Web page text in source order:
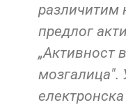
различитим
предлог
„Активност
мозгалица".
електронска